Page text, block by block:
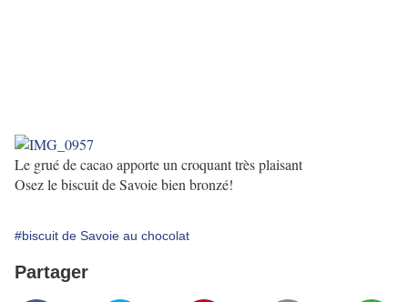
Le grué de cacao apporte un croquant très plaisant
Osez le biscuit de Savoie bien bronzé!
#biscuit de Savoie au chocolat
Partager